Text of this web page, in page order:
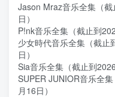
Jason Mraz音乐全集（
日）
P!nk音乐全集（截止到
少女時代音乐全集（截止
日）
Sia音乐全集（截止到
SUPER JUNIOR音乐全
月16日）